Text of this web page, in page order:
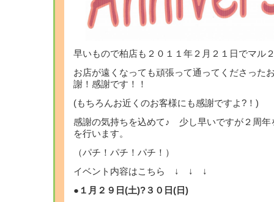
早いもので柏店も２０１１年２月２１日でマル
お店が遠くなっても頑張って通ってくださった
謝！感謝です！！
(もちろんお近くのお客様にも感謝ですよ?！)
感謝の気持ちを込めて♪ 少し早いですが２周年
を行います。
（パチ！パチ！パチ！）
イベント内容はこちら ↓ ↓ ↓
●１月２９日(土)?３０日(日)